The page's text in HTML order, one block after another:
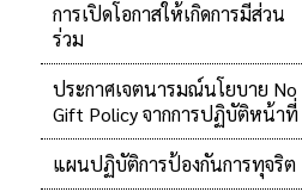
การเปิดโอกาสให้เกิดการมีส่วน
ร่วม
ประกาศเจตนารมณ์นโยบาย No
Gift Policy จากการปฏิบัติหน้าที่
แผนปฏิบัติการป้องกันการทุจริต